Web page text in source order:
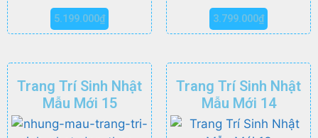
5.199.000₫ 3.799.000₫
Trang Trí Sinh Nhật
Mẫu Mới 15
Trang Trí Sinh Nhật
Mẫu Mới 14